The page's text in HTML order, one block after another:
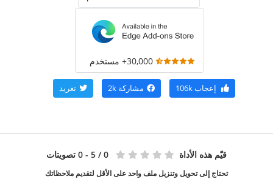
30,000+ مستخدم
إعجاب106k مشاركة 2k تغريد
قيّم هذه الأداة 0 / 5 - 0 تصويتات
تحتاج إلى تحويل وتنزيل ملف واحد على الأقل لتقديم ملاحظاتك